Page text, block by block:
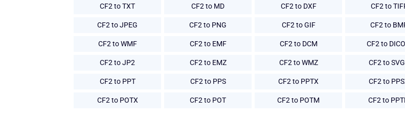
CF2 to TXT CF2 to MD CF2 to DXF CF2 to
CF2 to JPEG CF2 to PNG CF2 to GIF CF2 to
CF2 to WMF CF2 to EMF CF2 to DCM CF2 to
CF2 to JP2 CF2 to EMZ CF2 to WMZ CF2 to
CF2 to PPT CF2 to PPS CF2 to PPTX CF2 to
CF2 to POTX CF2 to POT CF2 to POTM CF2 to